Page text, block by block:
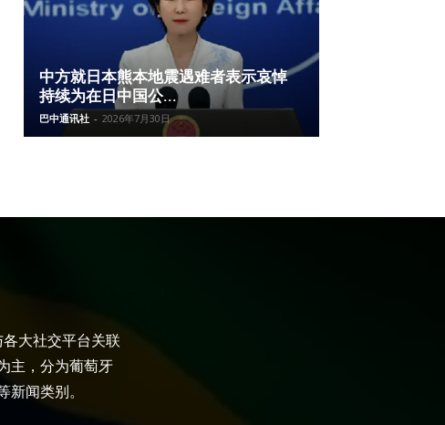
中方就日本熊本地震遇难者表示哀悼
持续为在日中国公...
巴中通讯社 - 2026年7月30日
大社交平台关联
主，分为葡萄牙
闻类别。